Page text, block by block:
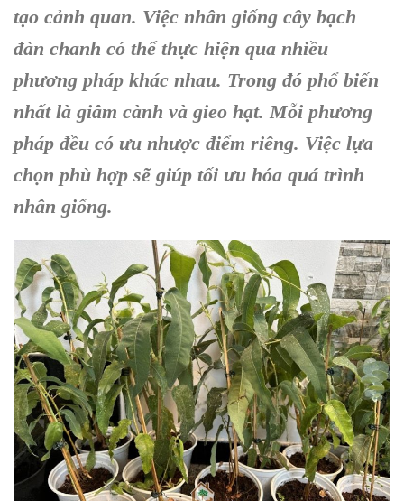
tạo cảnh quan. Việc nhân giống cây bạch
đàn chanh có thể thực hiện qua nhiều
phương pháp khác nhau. Trong đó phổ biến
nhất là giâm cành và gieo hạt. Mỗi phương
pháp đều có ưu nhược điểm riêng. Việc lựa
chọn phù hợp sẽ giúp tối ưu hóa quá trình
nhân giống.